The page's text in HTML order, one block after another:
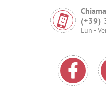
(+39)
Lun -